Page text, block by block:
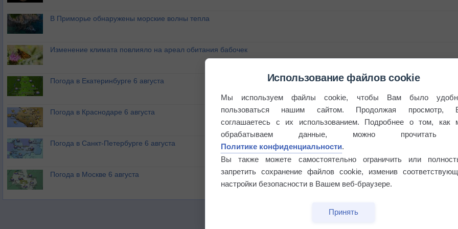
В Приморье обнаружены морские волны тепла
Изменение климата повлияло на ареал обитания бабочек
Погода в Екатеринбурге 6 августа
Погода в Краснодаре 6 августа
Погода в Санкт-Петербурге 6 августа
Погода в Москве 6 августа
Использование файлов cookie
Мы используем файлы cookie, чтобы Вам было
пользоваться нашим сайтом. Продолжая просмотр,
соглашаетесь с их использованием. Подробнее о том, как
обрабатываем данные, можно прочитать
Политике конфиденциальности.
Вы также можете самостоятельно ограничить или
запретить сохранение файлов cookie, изменив
настройки безопасности в Вашем веб-браузере.
Принять